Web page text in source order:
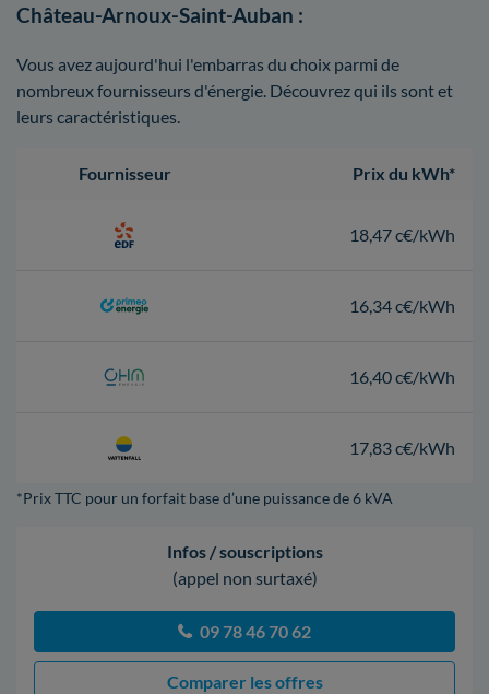
Château-Arnoux-Saint-Auban :
Vous avez aujourd'hui l'embarras du choix parmi de
nombreux fournisseurs d'énergie. Découvrez qui ils sont et
leurs caractéristiques.
Fournisseur Prix du kWh*
18,47 c€/kWh
16,34 c€/kWh
16,40 c€/kWh
17,83 c€/kWh
*Prix TTC pour un forfait base d’une puissance de 6 kVA
Infos / souscriptions
(appel non surtaxé)
09 78 46 70 62
Comparer les offres